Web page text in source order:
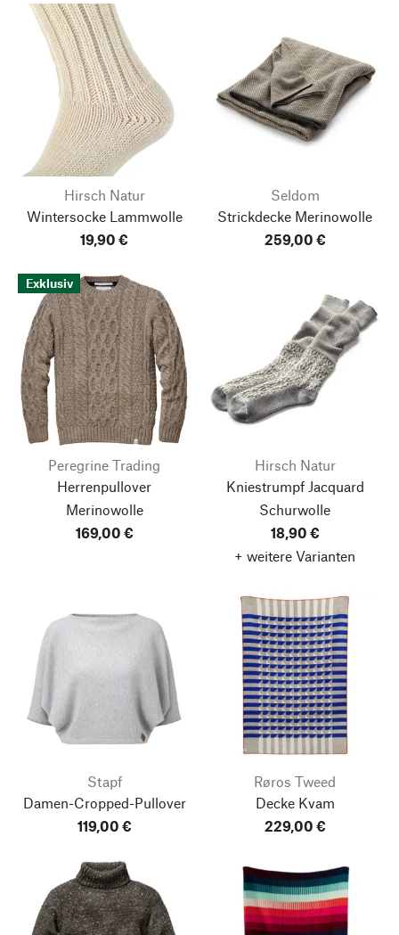
Hirsch Natur
Wintersocke Lammwolle
19,90 €
Seldom
Strickdecke Merinowolle
259,00 €
Exklusiv
Peregrine Trading
Herrenpullover
Merinowolle
169,00 €
Hirsch Natur
Kniestrumpf Jacquard
Schurwolle
18,90 €
+ weitere Varianten
Stapf
Damen-Cropped-Pullover
119,00 €
Røros Tweed
Decke Kvam
229,00 €